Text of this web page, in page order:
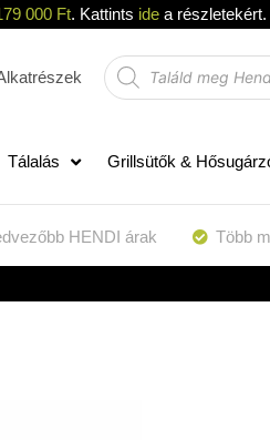
000 Ft. Kattints idea részletekért.
Tálalás Grillsütők &
HENDI árak Több